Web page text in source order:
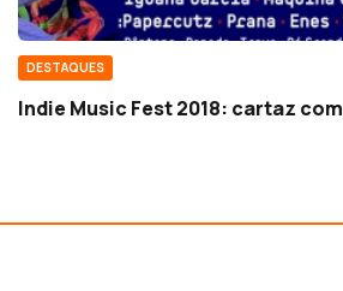
DESTAQUES
Indie Music Fest 2018: cartaz